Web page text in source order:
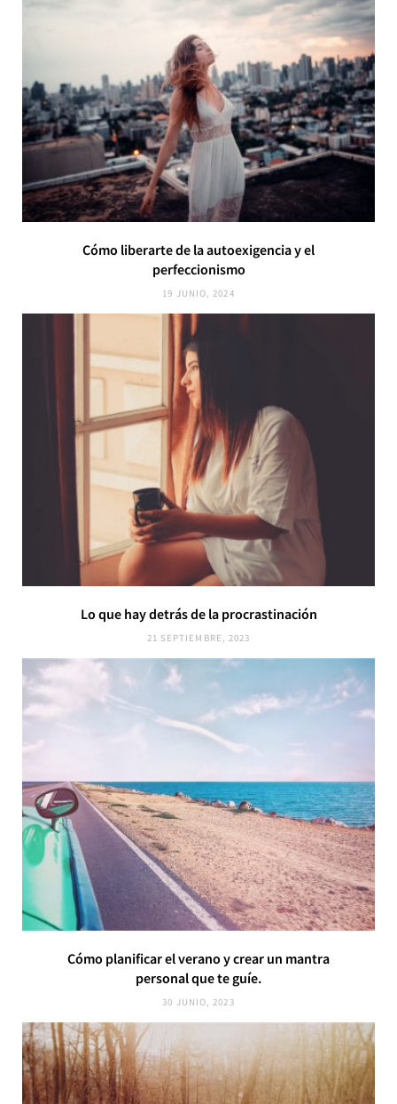
Cómo liberarte de la autoexigencia y el
perfeccionismo
19 JUNIO, 2024
Lo que hay detrás de la procrastinación
21 SEPTIEMBRE, 2023
Cómo planificar el verano y crear un mantra
personal que te guíe.
30 JUNIO, 2023